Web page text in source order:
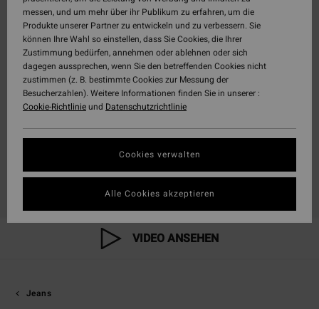
VIDEO ANSEHEN
Jeans
messen, und um mehr über ihr Publikum zu erfahren, um die
Produkte unserer Partner zu entwickeln und zu verbessern. Sie
können Ihre Wahl so einstellen, dass Sie Cookies, die Ihrer
Zustimmung bedürfen, annehmen oder ablehnen oder sich
dagegen aussprechen, wenn Sie den betreffenden Cookies nicht
zustimmen (z. B. bestimmte Cookies zur Messung der
Besucherzahlen). Weitere Informationen finden Sie in unserer :
Cookie-Richtlinieund Datenschutzrichtlinie
Cookies verwalten
Alle Cookies akzeptieren